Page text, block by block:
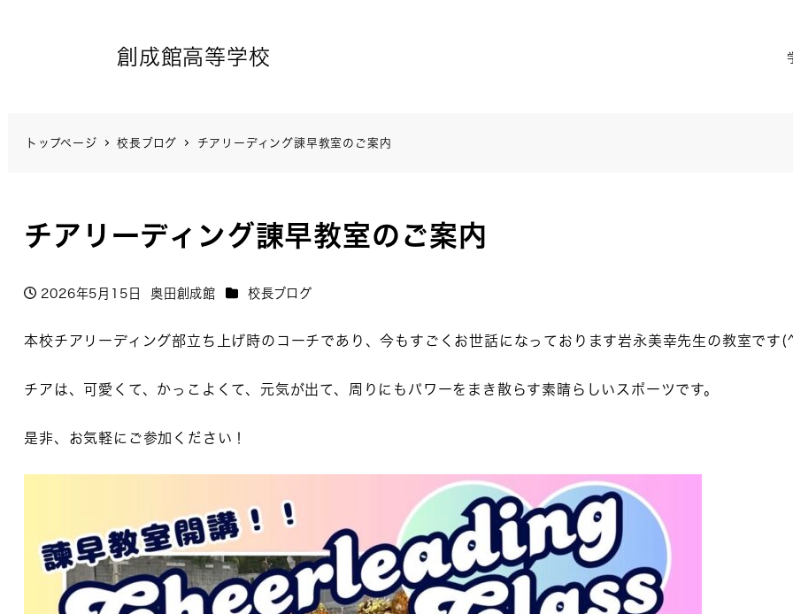
創成館高等学校
トップページ 校長ブログ チアリーディング諌早教室のご案内
チアリーディング諌早教室のご案内
投稿日
2026年5月15日
著
奥田創成館 カテゴリー
校長ブログ
本校チアリーディング部立ち上げ時のコーチであり、今もすごくお世話になっております岩永美幸先生の教室です
チアは、可愛くて、かっこよくて、元気が出て、周りにもパワーをまき散らす素晴らしいスポーツです。
是非、お気軽にご参加ください！